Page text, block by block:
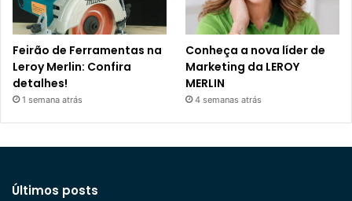
Feirão de Ferramentas na
Leroy Merlin: Confira
detalhes!
1 semana atrás
Conheça a nova líder de
Marketing da LEROY
MERLIN
4 semanas atrás
Últimos posts